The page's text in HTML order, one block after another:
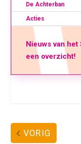
De Achterban
Acties
Nieuws van
een overzicht!
VORIG